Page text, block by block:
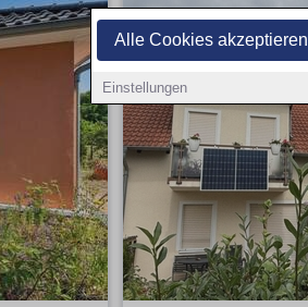
Alle Cookies akzeptieren
Einstellungen